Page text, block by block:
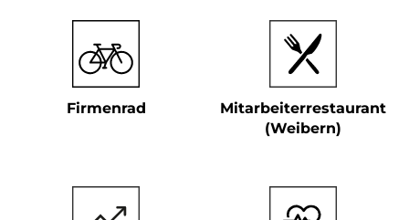
Firmenrad
Mitarbeiterrestaurant
(Weibern)